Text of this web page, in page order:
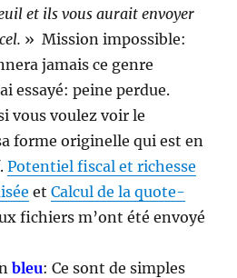
et ils vous aurait envoyer
» Mission impossible:
jamais ce genre
essayé: peine perdue.
vous voulez voir le
forme originelle qui est en
Potentiel fiscal et richesse
etCalcul de la quote-
fichiers m’ont été envoyé
bleu: Ce sont de simples